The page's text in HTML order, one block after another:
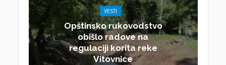
VESTI
Opštinsko rukovodstvo
obišlo radove na
regulaciji korita reke
Vitovnice